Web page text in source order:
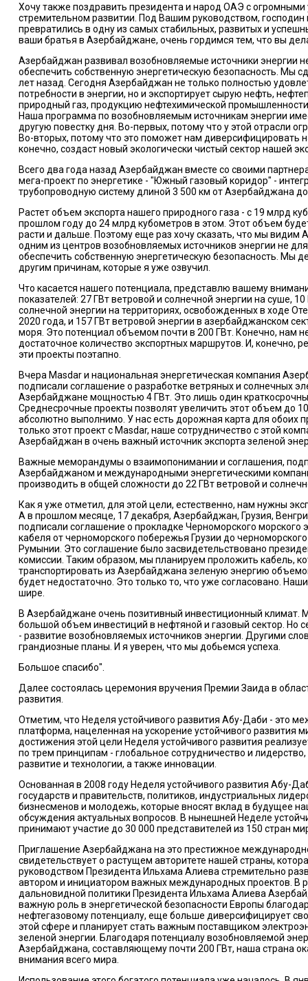
Хочу также поздравить президента и народ ОАЭ с огромными
стремительном развитии. Под Вашим руководством,
превратились в одну из самых стабильных, развитых и
ваши братья в Азербайджане, очень гордимся тем, что вы
Азербайджан развивал возобновляемые источники энергии
обеспечить собственную энергетическую безопасность. Мы
лет назад. Сегодня Азербайджан не только полностью
потребности в энергии, но и экспортирует сырую нефть,
природный газ, продукцию нефтехимической
Наша программа по возобновляемым источникам энергии
другую повестку дня. Во-первых, потому что у этой отрасли
Во-вторых, потому что это поможет нам диверсифицировать
конечно, создаст новый экологически чистый сектор нашей
Всего два года назад Азербайджан вместе со своими
мега-проект по энергетике - "Южный газовый коридор" -
трубопроводную систему длиной 3 500 км от Азербайджана
Растет объем экспорта нашего природного газа - с 19 млрд
прошлом году до 24 млрд кубометров в этом. Этот объем
расти и дальше. Поэтому еще раз хочу сказать, что мы видим
одним из центров возобновляемых источников энергии не
обеспечить собственную энергетическую безопасность. Мы
другим причинам, которые я уже озвучил.
Что касается нашего потенциала, представлю вашему
показателей: 27 ГВт ветровой и солнечной энергии на суше,
солнечной энергии на территориях, освобожденных в ходе
2020 года, и 157 ГВт ветровой энергии в азербайджанском
моря. Это потенциал объемом почти в 200 ГВт. Конечно, нам
достаточное количество экспортных маршрутов. И, конечно,
эти проекты поэтапно.
Вчера Masdar и национальная энергетическая компания
подписали соглашение о разработке ветряных и солнечных
Азербайджане мощностью 4 ГВт. Это лишь один
Среднесрочные проекты позволят увеличить этот объем до
абсолютно выполнимо. У нас есть дорожная карта для обоих
только этот проект с Masdar, наше сотрудничество с этой
Азербайджан в очень важный источник экспорта зеленой
Важные меморандумы о взаимопонимании и соглашения,
Азербайджаном и международными энергетическими
производить в общей сложности до 22 ГВт ветровой и
Как я уже отметил, для этой цели, естественно, нам нужны
А в прошлом месяце, 17 декабря, Азербайджан, Грузия,
подписали соглашение о прокладке Черноморского морского
кабеля от черноморского побережья Грузии до
Румынии. Это соглашение было засвидетельствовано
комиссии. Таким образом, мы планируем проложить кабель,
транспортировать из Азербайджана зеленую энергию
будет недостаточно. Это только то, что уже согласовано.
шире.
В Азербайджане очень позитивный инвестиционный климат.
большой объем инвестиций в нефтяной и газовый сектор. Но
- развитие возобновляемых источников энергии. Другими
грандиозные планы. И я уверен, что мы добьемся успеха.
Большое спасибо".
Далее состоялась церемония вручения Премии Заида в
развития.
Отметим, что Неделя устойчивого развития Абу-Даби - это
платформа, нацеленная на ускорение устойчивого развития
достижения этой цели Неделя устойчивого развития
по трем принципам - глобальное сотрудничество и
развитие и технологии, а также инновации.
Основанная в 2008 году Неделя устойчивого развития Абу-
государств и правительств, политиков, индустриальных
бизнесменов и молодежь, которые вносят вклад в будущее
обсуждения актуальных вопросов. В нынешней Неделе
принимают участие до 30 000 представителей из 150 стран
Приглашение Азербайджана на это престижное
свидетельствует о растущем авторитете нашей страны,
руководством Президента Ильхама Алиева стремительно
автором и инициатором важных международных проектов. В
дальновидной политики Президента Ильхама Алиева
важную роль в энергетической безопасности Европы
нефтегазовому потенциалу, еще больше диверсифицирует
этой сфере и планирует стать важным поставщиком
зеленой энергии. Благодаря потенциалу возобновляемой
Азербайджана, составляющему почти 200 ГВт, наша страна
внимания всего мира.